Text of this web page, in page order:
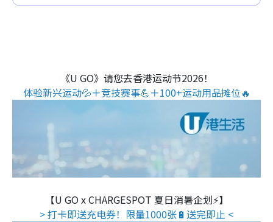
《U GO》请您去香港运动节2026！
体验新兴运动💦＋竞技赛事💪＋100+运动用品摊位🔥
【U GO x CHARGESPOT 夏日消暑企划⚡】
> 打卡即送充电券！限量1000张🔋送完即止 <